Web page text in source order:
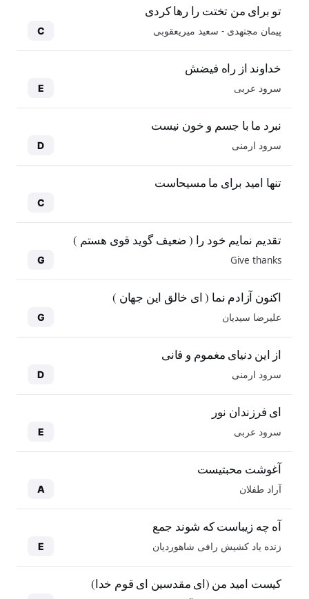
تو برای من تختت را رها کردی
پیمان مجتهدی - سعید میریعقوبی C
خداوند از راه فیضش
سرود عربی E
نبرد ما با جسم و خون نیست
سرود ارمنی D
تنها امید برای ما مسیحاست
C
تقدیم نمایم خود را ( ضعیف گوید قوی هستم )
Give thanks
G
اکنون آزادم نما ( ای خالق این جهان )
علیرضا سیدیان G
از این دنیای مغموم و فانی
سرود ارمنی D
ای فرزندان نور
سرود عربی E
آغوشت محبتیست
آراد طفلان A
آه چه زیباست که شوند جمع
زنده یاد کشیش رافی شاهوردیان E
کیست امید من (ای مقدسین ای قوم خدا)